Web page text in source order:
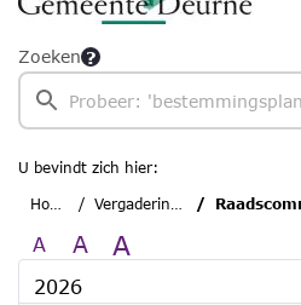
Zoeken
U bevindt zich hier:
Home
Vergaderingen
A A A
2026